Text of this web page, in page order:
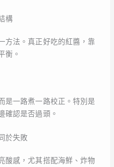
構
方法。真正好吃的紅醬，靠
衡。
是一路煮一路校正。特別是
確認是否過頭。
於失敗
酸感，尤其搭配海鮮、炸物